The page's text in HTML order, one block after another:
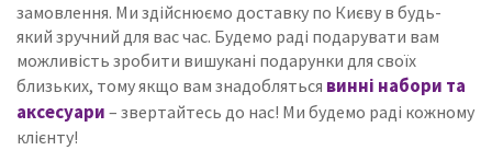
замовлення. Ми здійснюємо доставку по Києву в будь-
який зручний для вас час. Будемо раді подарувати вам
можливість зробити вишукані подарунки для своїх
близьких, тому якщо вам знадобляться винні набори та
аксесуари – звертайтесь до нас! Ми будемо раді кожному
клієнту!